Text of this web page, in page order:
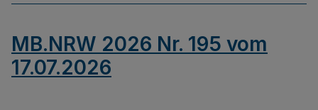
MB.NRW 2026 Nr. 195 vom
17.07.2026